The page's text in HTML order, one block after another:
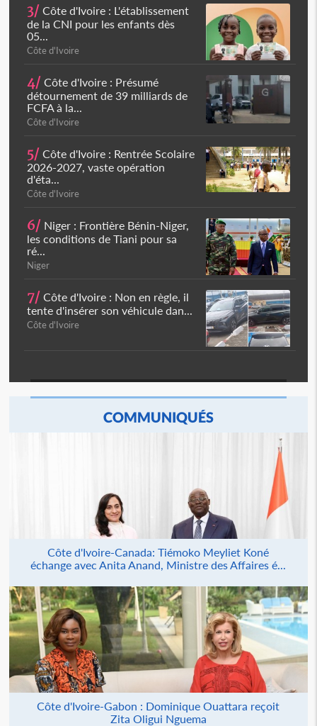
3/ Côte d'Ivoire : L'établissement
de la CNI pour les enfants dès
05...
Côte d'Ivoire
4/ Côte d'Ivoire : Présumé
détournement de 39 milliards de
FCFA à la...
Côte d'Ivoire
5/ Côte d'Ivoire : Rentrée Scolaire
2026-2027, vaste opération
d'éta...
Côte d'Ivoire
6/ Niger : Frontière Bénin-Niger,
les conditions de Tiani pour sa
ré...
Niger
7/ Côte d'Ivoire : Non en règle, il
tente d'insérer son véhicule dan...
Côte d'Ivoire
COMMUNIQUÉS
Côte d'Ivoire-Canada: Tiémoko Meyliet Koné
échange avec Anita Anand, Ministre des Affaires é...
Côte d'Ivoire-Gabon : Dominique Ouattara reçoit
Zita Oligui Nguema